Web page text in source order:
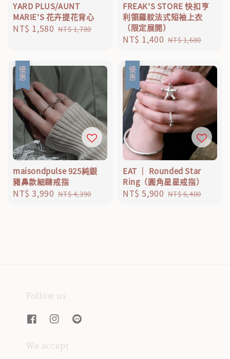
YARD PLUS/AUNT
MARIE'S 花卉提花背心
Sale
NT$ 1,580 Regular
NT$ 1,780
FREAK'S STORE 快扣亨
利領羅紋法式短袖上衣
（限定展開）
Sale
NT$ 1,400 Regular
NT$ 1,680
優惠
maisondpulse 925純銀
豬鼻款細鏈戒指
Sale
NT$ 3,990 Regular
NT$ 4,390
優惠
EAT ｜ Rounded Star
Ring（圓角星星戒指）
Sale
NT$ 5,900 Regular
NT$ 6,400
Follow us
We accept